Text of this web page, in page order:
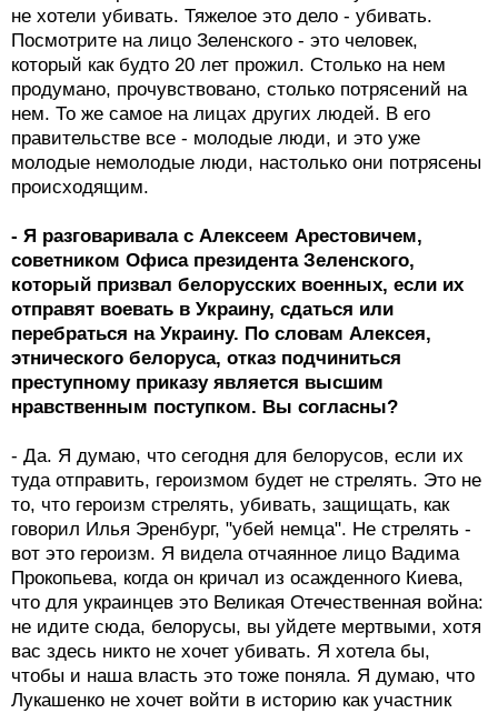
не хотели убивать. Тяжелое это дело - убивать.
Посмотрите на лицо Зеленского - это человек,
который как будто 20 лет прожил. Столько на нем
продумано, прочувствовано, столько потрясений на
нем. То же самое на лицах других людей. В его
правительстве все - молодые люди, и это уже
молодые немолодые люди, настолько они потрясены
происходящим.
- Я разговаривала с Алексеем Арестовичем,
советником Офиса президента Зеленского,
который призвал белорусских военных, если их
отправят воевать в Украину, сдаться или
перебраться на Украину. По словам Алексея,
этнического белоруса, отказ подчиниться
преступному приказу является высшим
нравственным поступком. Вы согласны?
- Да. Я думаю, что сегодня для белорусов, если их
туда отправить, героизмом будет не стрелять. Это не
то, что героизм стрелять, убивать, защищать, как
говорил Илья Эренбург, "убей немца". Не стрелять -
вот это героизм. Я видела отчаянное лицо Вадима
Прокопьева, когда он кричал из осажденного Киева,
что для украинцев это Великая Отечественная война:
не идите сюда, белорусы, вы уйдете мертвыми, хотя
вас здесь никто не хочет убивать. Я хотела бы,
чтобы и наша власть это тоже поняла. Я думаю, что
Лукашенко не хочет войти в историю как участник